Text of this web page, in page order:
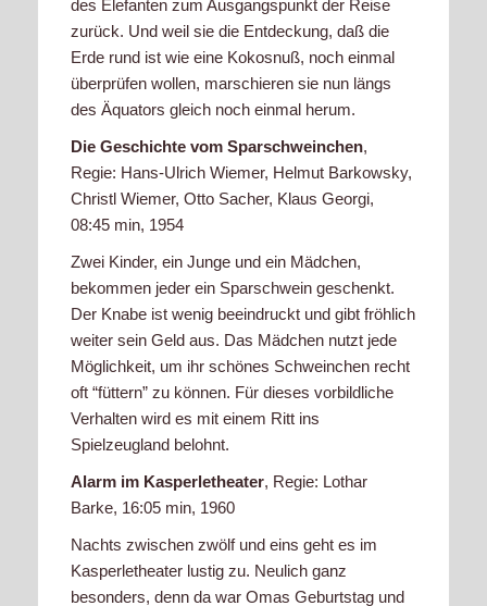
des Elefanten zum Ausgangspunkt der Reise
zurück. Und weil sie die Entdeckung, daß die
Erde rund ist wie eine Kokosnuß, noch einmal
überprüfen wollen, marschieren sie nun längs
des Äquators gleich noch einmal herum.
Die Geschichte vom Sparschweinchen,
Regie: Hans-Ulrich Wiemer, Helmut Barkowsky,
Christl Wiemer, Otto Sacher, Klaus Georgi,
08:45 min, 1954
Zwei Kinder, ein Junge und ein Mädchen,
bekommen jeder ein Sparschwein geschenkt.
Der Knabe ist wenig beeindruckt und gibt fröhlich
weiter sein Geld aus. Das Mädchen nutzt jede
Möglichkeit, um ihr schönes Schweinchen recht
oft “füttern” zu können. Für dieses vorbildliche
Verhalten wird es mit einem Ritt ins
Spielzeugland belohnt.
Alarm im Kasperletheater, Regie: Lothar
Barke, 16:05 min, 1960
Nachts zwischen zwölf und eins geht es im
Kasperletheater lustig zu. Neulich ganz
besonders, denn da war Omas Geburtstag und